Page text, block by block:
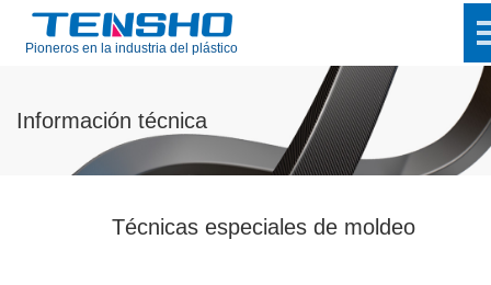
Pioneros en la industria del plástico
Información técnica
Técnicas especiales de moldeo